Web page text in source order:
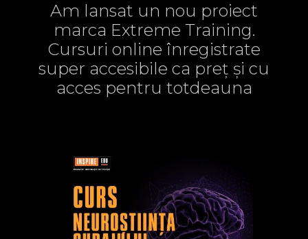
Am lansat un nou proiect
marca Extreme Training.
Cursuri online înregistrate
super accesibile ca preț și cu
acces pentru totdeauna